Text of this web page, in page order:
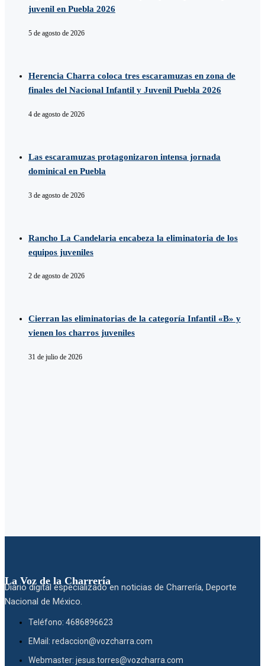
juvenil en Puebla 2026
5 de agosto de 2026
Herencia Charra coloca tres escaramuzas en zona de
finales del Nacional Infantil y Juvenil Puebla 2026
4 de agosto de 2026
Las escaramuzas protagonizaron intensa jornada
dominical en Puebla
3 de agosto de 2026
Rancho La Candelaria encabeza la eliminatoria de los
equipos juveniles
2 de agosto de 2026
Cierran las eliminatorias de la categoría Infantil «B» y
vienen los charros juveniles
31 de julio de 2026
La Voz de la Charrería
Diario digital especializado en noticias de Charrería, Deporte
Nacional de México.
Teléfono: 4686896623
EMail: redaccion@vozcharra.com
Webmaster: jesus.torres@vozcharra.com